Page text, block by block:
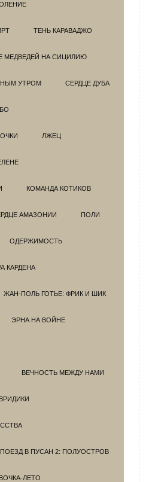
ТЕНЬ КАРАВАДЖО
МЕДВЕДЕЙ НА СИЦИЛИЮ
УТРОМ СЕРДЦЕ ДУБА
ЛЖЕЦ
КОМАНДА КОТИКОВ
АМАЗОНИИ ПОЛИ
ОДЕРЖИМОСТЬ
КАРДЕНА
ЖАН-ПОЛЬ ГОТЬЕ: ФРИК И ШИК
ЭРНА НА ВОЙНЕ
ВЕЧНОСТЬ МЕЖДУ НАМИ
ПОЕЗД В ПУСАН 2: ПОЛУОСТРОВ
ЛЕТО